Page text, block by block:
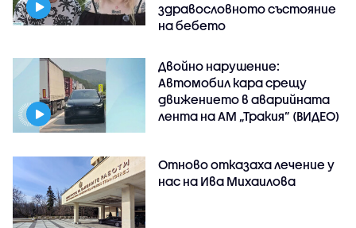
здравословното състояние
на бебето
Двойно нарушение:
Автомобил кара срещу
движението в аварийната
лента на АМ „Тракия” (ВИДЕО)
Отново отказаха лечение у
нас на Ива Михаилова